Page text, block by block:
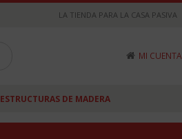
LA TIENDA PARA LA CASA PASIVA
MI CUENTA
ESTRUCTURAS DE MADERA